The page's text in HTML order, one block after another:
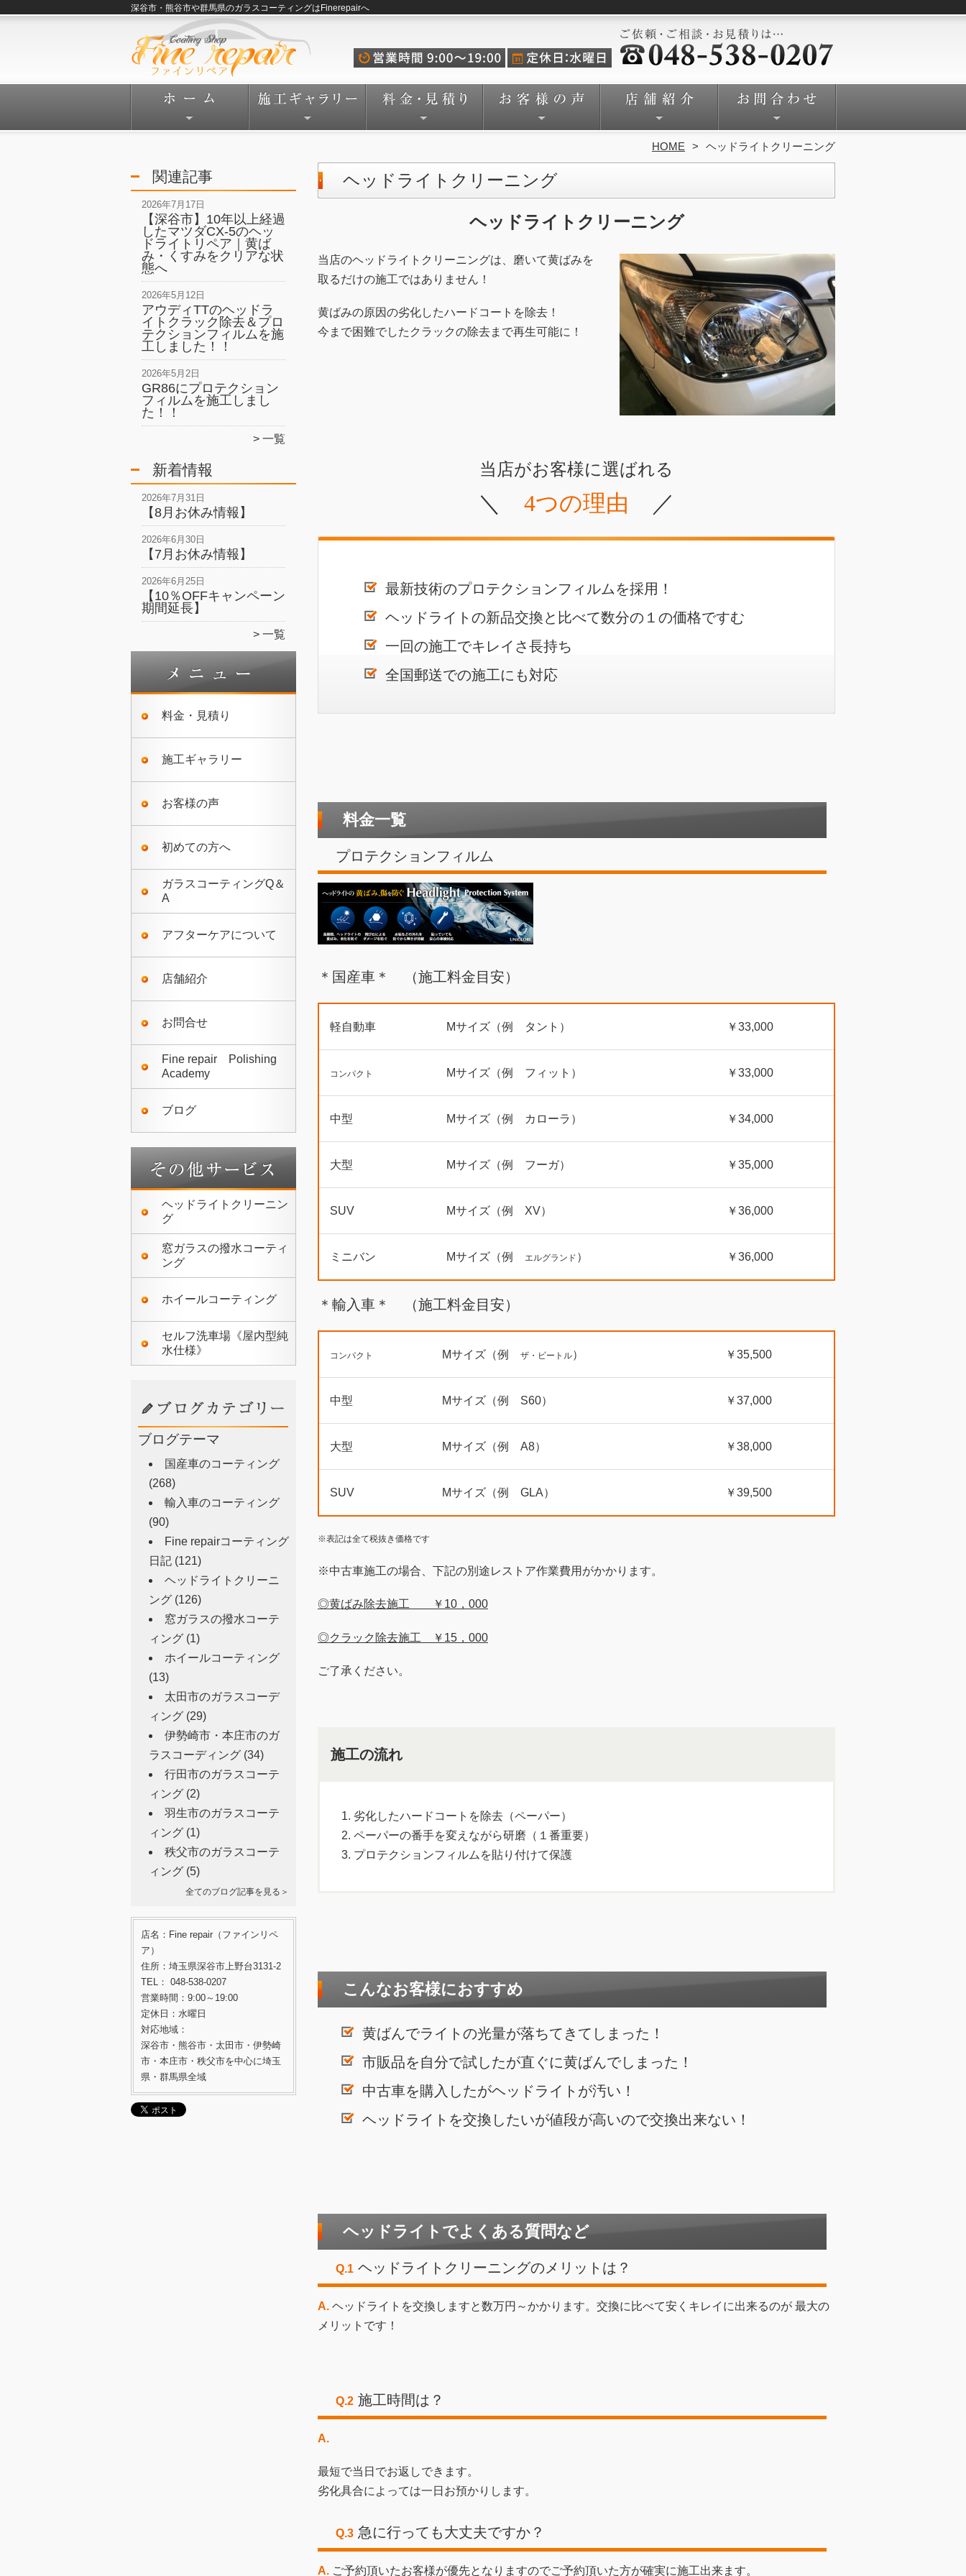
深谷市・熊谷市や群馬県のガラスコーティングはFinerepairへ
HOME ヘッドライトクリーニング
関連記事
2026年7月17日
【深谷市】10年以上経過
したマツダCX-5のヘッ
ドライトリペア｜黄ば
み・くすみをクリアな状
態へ
2026年5月12日
アウディTTのヘッドラ
イトクラック除去＆プロ
テクションフィルムを施
工しました！！
2026年5月2日
GR86にプロテクション
フィルムを施工しまし
た！！
一覧
新着情報
2026年7月31日
【8月お休み情報】
2026年6月30日
【7月お休み情報】
2026年6月25日
【10％OFFキャンペーン
期間延長】
一覧
料金・見積り
施工ギャラリー
お客様の声
初めての方へ
ガラスコーティングQ＆
A
アフターケアについて
店舗紹介
お問合せ
Fine repair Polishing
Academy
ブログ
ヘッドライトクリーニン
グ
窓ガラスの撥水コーティ
ング
ホイールコーティング
セルフ洗車場《屋内型純
水仕様》
ブログテーマ
国産車のコーティング
(268)
輸入車のコーティング
(90)
Fine repairコーティング
日記 (121)
ヘッドライトクリーニ
ング (126)
窓ガラスの撥水コーテ
ィング (1)
ホイールコーティング
(13)
太田市のガラスコーデ
ィング (29)
伊勢崎市・本庄市のガ
ラスコーディング (34)
行田市のガラスコーテ
ィング (2)
羽生市のガラスコーテ
ィング (1)
秩父市のガラスコーテ
ィング (5)
全てのブログ記事を見る＞
店名：Fine repair（ファインリペ
ア）
住所：埼玉県深谷市上野台3131-2
TEL： 048-538-0207
営業時間：9:00～19:00
定休日：水曜日
対応地域：
深谷市・熊谷市・太田市・伊勢崎
市・本庄市・秩父市を中心に埼玉
県・群馬県全域
ヘッドライトクリーニング
ヘッドライト クリーニング
当店のヘッドライトクリーニングは、磨いて黄ばみを
取るだけの施工ではありません！
黄ばみの原因の劣化したハードコートを除去！
今まで困難でしたクラックの除去まで再生可能に！
当店がお客様に選ばれる
＼ 4つの理由 ／
最新技術のプロテクションフィルムを採用！
ヘッドライトの新品交換と比べて数分の１の価格ですむ
一回の施工でキレイさ長持ち
全国郵送での施工にも対応
料金一覧
プロテクションフィルム
＊国産車＊ （施工料金目安）
軽自動車 Mサイズ（例 タント） ￥33,000
コンパクト Mサイズ（例 フィット） ￥33,000
中型 Mサイズ（例 カローラ） ￥34,000
大型 Mサイズ（例 フーガ） ￥35,000
SUV Mサイズ（例 XV） ￥36,000
ミニバン Mサイズ（例 エルグランド ） ￥36,000
＊輸入車＊ （施工料金目安）
コンパクト Mサイズ（例 ザ・ビートル） ￥35,500
中型 Mサイズ（例 S60） ￥37,000
大型 Mサイズ（例 A8） ￥38,000
SUV Mサイズ（例 GLA） ￥39,500
※表記は全て税抜き価格です
※中古車施工の場合、下記の別途レストア作業費用がかかります。
◎黄ばみ除去施工 ￥10，000
◎クラック除去施工 ￥15，000
ご了承ください。
施工の流れ
劣化したハードコートを除去（ペーパー）
ペーパーの番手を変えながら研磨（１番重要）
プロテクションフィルムを貼り付けて保護
こんなお客様におすすめ
黄ばんでライトの光量が落ちてきてしまった！
市販品を自分で試したが直ぐに黄ばんでしまった！
中古車を購入したがヘッドライトが汚い！
ヘッドライトを交換したいが値段が高いので交換出来ない！
ヘッドライトでよくある質問など
Q.1 ヘッドライトクリーニングのメリットは？
A. ヘッドライトを交換しますと数万円～かかります。交換に比べて安くキレイに出来るのが 最大の
メリットです！
Q.2 施工時間は？
A.
最短で当日でお返しできます。
劣化具合によっては一日お預かりします。
Q.3 急に行っても大丈夫ですか？
A. ご予約頂いたお客様が優先となりますのでご予約頂いた方が確実に施工出来ます。